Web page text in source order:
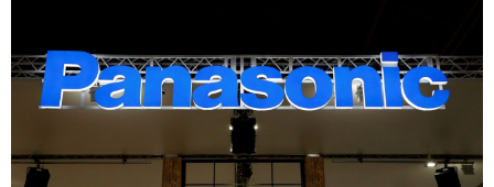
علوم وتكنولوجيا